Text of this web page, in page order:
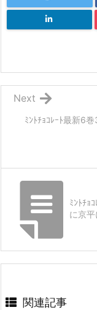
ﾐﾝﾄﾁｮｺﾚｰﾄ最新6
Next
ﾐﾝﾄﾁｮ
に京
関連記事